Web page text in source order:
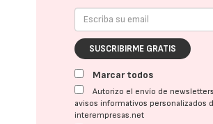
SUSCRIBIRME GRATIS
Marcar todos
Autorizo el envío de
avisos informativos personalizados
interempresas.net